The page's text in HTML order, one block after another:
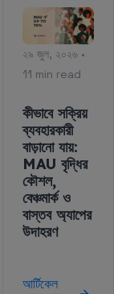
২৯ জুল, ২০২৬ •
11 min read
কীভাবে সক্রিয়
ব্যবহারকারী
বাড়ানো যায়:
MAU বৃদ্ধির
কৌশল,
বেঞ্চমার্ক ও
বাস্তব অ্যাপের
উদাহরণ
আর্টিকেল